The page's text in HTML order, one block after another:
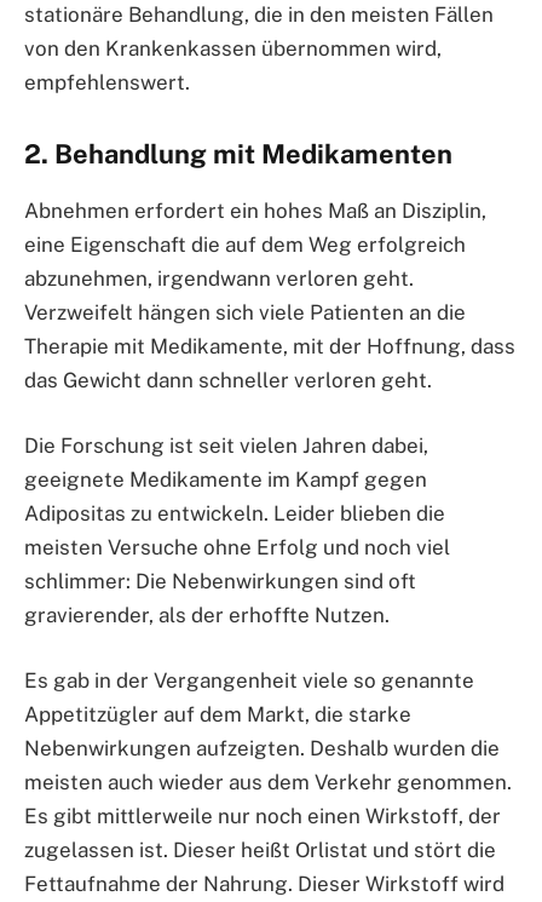
stationäre Behandlung, die in den meisten Fällen
von den Krankenkassen übernommen wird,
empfehlenswert.
2. Behandlung mit Medikamenten
Abnehmen erfordert ein hohes Maß an Disziplin,
eine Eigenschaft die auf dem Weg erfolgreich
abzunehmen, irgendwann verloren geht.
Verzweifelt hängen sich viele Patienten an die
Therapie mit Medikamente, mit der Hoffnung, dass
das Gewicht dann schneller verloren geht.
Die Forschung ist seit vielen Jahren dabei,
geeignete Medikamente im Kampf gegen
Adipositas zu entwickeln. Leider blieben die
meisten Versuche ohne Erfolg und noch viel
schlimmer: Die Nebenwirkungen sind oft
gravierender, als der erhoffte Nutzen.
Es gab in der Vergangenheit viele so genannte
Appetitzügler auf dem Markt, die starke
Nebenwirkungen aufzeigten. Deshalb wurden die
meisten auch wieder aus dem Verkehr genommen.
Es gibt mittlerweile nur noch einen Wirkstoff, der
zugelassen ist. Dieser heißt Orlistat und stört die
Fettaufnahme der Nahrung. Dieser Wirkstoff wird